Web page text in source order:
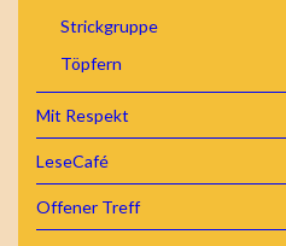
Strickgruppe
Töpfern
Mit Respekt
LeseCafé
Offener Treff